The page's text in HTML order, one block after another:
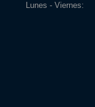
Lunes - Viernes: